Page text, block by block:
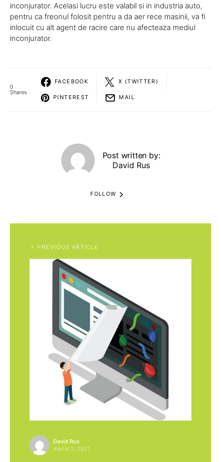
inconjurator. Acelasi lucru este valabil si in industria auto,
pentru ca freonul folosit pentru a da aer rece masinii, va fi
inlocuit cu alt agent de racire care nu afecteaza mediul
inconjurator.
0
Shares
FACEBOOK X (TWITTER)
PINTEREST MAIL
Post written by:
David Rus
FOLLOW
PREVIOUS ARTICLE
David Rus
martie 2, 2021